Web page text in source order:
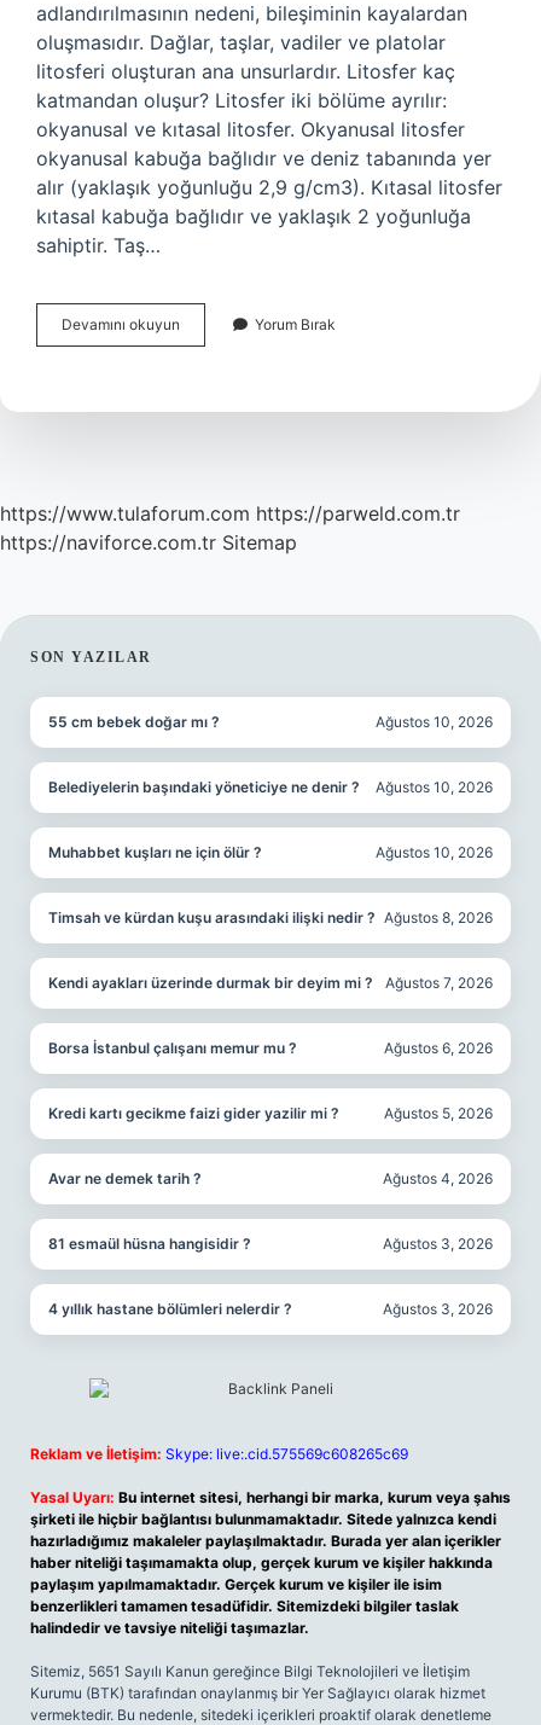
adlandırılmasının nedeni, bileşiminin kayalardan
oluşmasıdır. Dağlar, taşlar, vadiler ve platolar
litosferi oluşturan ana unsurlardır. Litosfer kaç
katmandan oluşur? Litosfer iki bölüme ayrılır:
okyanusal ve kıtasal litosfer. Okyanusal litosfer
okyanusal kabuğa bağlıdır ve deniz tabanında yer
alır (yaklaşık yoğunluğu 2,9 g/cm3). Kıtasal litosfer
kıtasal kabuğa bağlıdır ve yaklaşık 2 yoğunluğa
sahiptir. Taş…
Devamını okuyun
Nelerden
Yorum Bırak
https://www.tulaforum.com https://parweld.com.tr
https://naviforce.com.tr Sitemap
SIDEBAR
SON YAZILAR
55 cm bebek doğar mı ? Ağustos 10, 2026
Belediyelerin başındaki yöneticiye ne denir ? Ağustos 10, 2026
Muhabbet kuşları ne için ölür ? Ağustos 10, 2026
Timsah ve kürdan kuşu arasındaki ilişki nedir ? Ağustos 8, 2026
Kendi ayakları üzerinde durmak bir deyim mi ? Ağustos 7, 2026
Borsa İstanbul çalışanı memur mu ? Ağustos 6, 2026
Kredi kartı gecikme faizi gider yazilir mi ? Ağustos 5, 2026
Avar ne demek tarih ? Ağustos 4, 2026
81 esmaül hüsna hangisidir ? Ağustos 3, 2026
4 yıllık hastane bölümleri nelerdir ? Ağustos 3, 2026
Reklam ve İletişim: Skype: live:.cid.575569c608265c69
Yasal Uyarı: Bu internet sitesi, herhangi bir marka, kurum veya şahıs
şirketi ile hiçbir bağlantısı bulunmamaktadır. Sitede yalnızca kendi
hazırladığımız makaleler paylaşılmaktadır. Burada yer alan içerikler
haber niteliği taşımamakta olup, gerçek kurum ve kişiler hakkında
paylaşım yapılmamaktadır. Gerçek kurum ve kişiler ile isim
benzerlikleri tamamen tesadüfidir. Sitemizdeki bilgiler taslak
halindedir ve tavsiye niteliği taşımazlar.
Sitemiz, 5651 Sayılı Kanun gereğince Bilgi Teknolojileri ve İletişim
Kurumu (BTK) tarafından onaylanmış bir Yer Sağlayıcı olarak hizmet
vermektedir. Bu nedenle, sitedeki içerikleri proaktif olarak denetleme